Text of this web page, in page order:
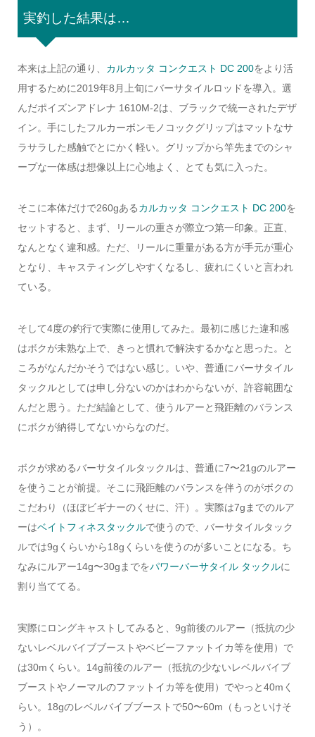
実釣した結果は…
本来は上記の通り、 カルカッタ コンクエスト DC 200をより活
用するために2019年8月上旬にバーサタイルロッドを導入。選
んだポイズンアドレナ 1610M-2は、ブラックで統一されたデザ
イン。手にしたフルカーボンモノコックグリップはマットなサ
ラサラした感触でとにかく軽い。グリップから竿先までのシャ
ープな一体感は想像以上に心地よく、とても気に入った。
そこに本体だけで260gあるカルカッタ コンクエスト DC 200を
セットすると、まず、リールの重さが際立つ第一印象。正直、
なんとなく違和感。ただ、リールに重量がある方が手元が重心
となり、キャスティングしやすくなるし、疲れにくいと言われ
ている。
そして4度の釣行で実際に使用してみた。最初に感じた違和感
はボクが未熟な上で、きっと慣れで解決するかなと思った。と
ころがなんだかそうではない感じ。いや、普通にバーサタイル
タックルとしては申し分ないのかはわからないが、許容範囲な
んだと思う。ただ結論として、使うルアーと飛距離のバランス
にボクが納得してないからなのだ。
ボクが求めるバーサタイルタックルは、普通に7〜21gのルアー
を使うことが前提。そこに飛距離のバランスを伴うのがボクの
こだわり（ほぼビギナーのくせに、汗）。実際は7gまでのルア
ーはベイトフィネスタックルで使うので、バーサタイルタック
ルでは9gくらいから18gくらいを使うのが多いことになる。ち
なみにルアー14g〜30gまでをパワーバーサタイル タックルに
割り当ててる。
実際にロングキャストしてみると、9g前後のルアー（抵抗の少
ないレベルバイブブーストやベビーファットイカ等を使用）で
は30mくらい。14g前後のルアー（抵抗の少ないレベルバイブ
ブーストやノーマルのファットイカ等を使用）でやっと40mく
らい。18gのレベルバイブブーストで50〜60m（もっといけそ
う）。